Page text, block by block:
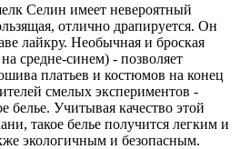
Селин имеет невероятный
отлично драпируется. Он
лайкру. Необычная и броская
средне-синем) - позволяет
платьев и костюмов на конец
смелых экспериментов -
белье. Учитывая качество этой
такое белье получится легким и
экологичным и безопасным.